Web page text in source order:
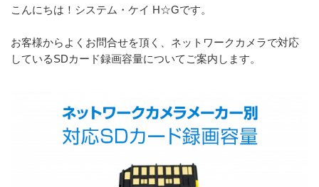
こんにちは！システム・ケイ H☆Gです。
お客様からよくお問合せを頂く、ネットワークカメラで対応
しているSDカード録画容量についてご案内します。